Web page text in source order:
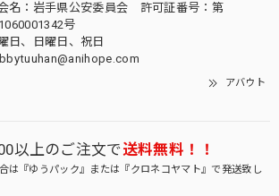
名：岩手県公安委員会 許可証番号：第
号
日、日曜日、祝日
アバウト
以上のご注文で送料無料！！
は『ゆうパック』または『クロネコヤマト』で発送致し